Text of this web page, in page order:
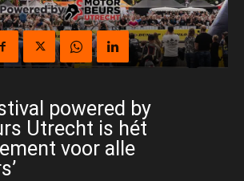
powered by
Utrecht is hét
voor alle